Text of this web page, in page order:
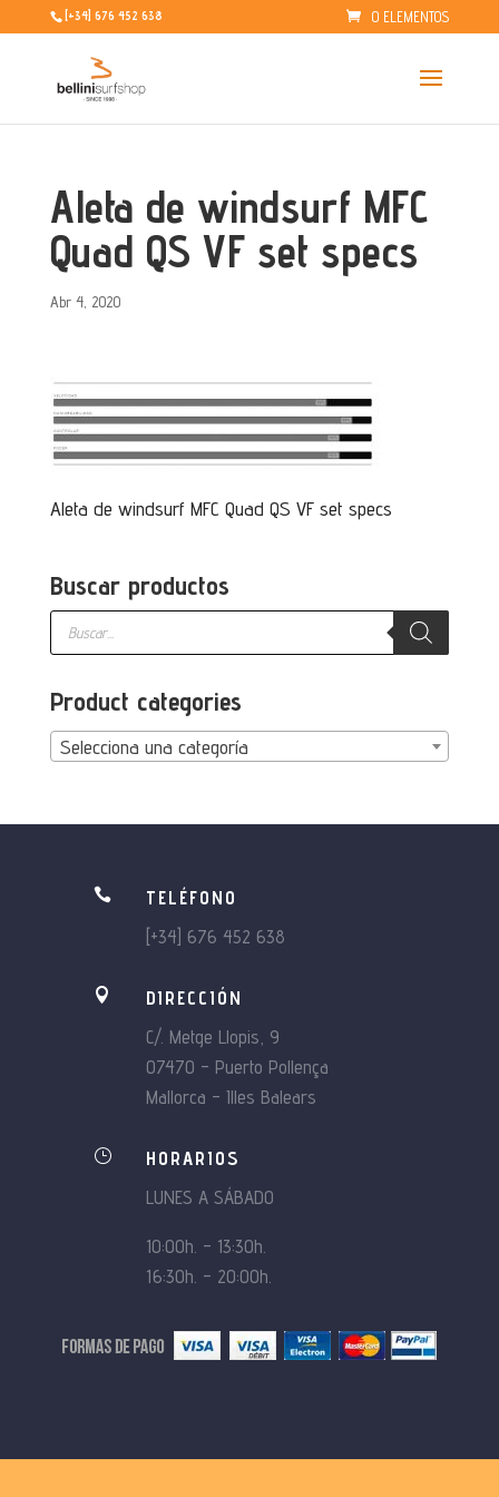
[+34] 676 452 638 0 ELEMENTOS
Aleta de windsurf MFC
Quad QS VF set specs
Abr 4, 2020
Aleta de windsurf MFC Quad QS VF set specs
Buscar productos
Búsqueda
productos
Product categories
Selecciona una categoría

TELÉFONO
[+34] 676 452 638

DIRECCIÓN
C/. Metge Llopis, 9
07470 – Puerto Pollença
Mallorca – Illes Balears
}
HORARIOS
LUNES A SÁBADO
10:00h. – 13:30h.
16:30h. – 20:00h.